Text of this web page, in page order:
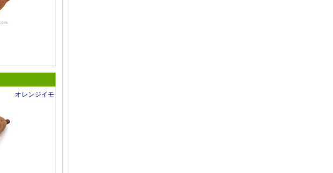
オレンジイモ